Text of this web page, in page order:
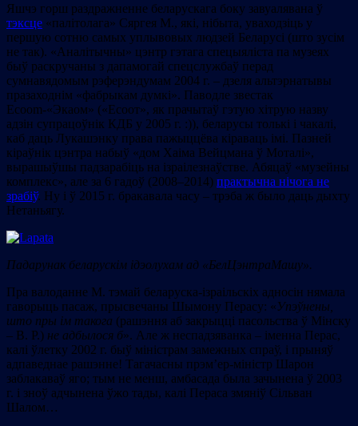
Яшчэ горш раздражненне беларускага боку завуалявана ў
тэксце «палітолага» Сяргея М., які, нібыта, уваходзіць у
першую сотню самых уплывовых людзей Беларусі (што зусім
не так). «Аналітычны» цэнтр гэтага спецыяліста па музеях
быў раскручаны з дапамогай спецслужбаў перад
сумнавядомым рэферэндумам 2004 г. – дзеля альтэрнатывы
празаходнім «фабрыкам думкі». Паводле звестак
Ecoom-«Экаом» («Есоот», як прачытаў гэтую хітрую назву
адзін супрацоўнік КДБ у 2005 г. :)), беларусы толькі і чакалі,
каб даць Лукашэнку права пажыццёва кіраваць імі. Пазней
кіраўнік цэнтра набыў «дом Хаіма Вейцмана ў Моталі»,
вырашыўшы падзарабіць на ізраілезнаўстве. Абяцаў «музейны
комплекс», але за 6 гадоў (2008–2014) практычна нічога не
зрабіў. Ну і ў 2015 г. бракавала часу – трэба ж было даць дыхту
Нетаньягу.
Падарунак беларускім ідэолухам ад «БелЦэнтраМашу».
Пра валоданне М. тэмай беларуска-ізраільскіх адносін нямала
гаворыць пасаж, прысвечаны Шымону Перасу: «Упэўнены,
што пры ім такога (рашэння аб закрыцці пасольства ў Мінску
– В. Р.) не адбылося б». Але ж неспадзяванка – іменна Перас,
калі ўлетку 2002 г. быў міністрам замежных спраў, і прыняў
адпаведнае рашэнне! Тагачасны прэм’ер-міністр Шарон
заблакаваў яго; тым не менш, амбасада была зачынена ў 2003
г. і зноў адчынена ўжо тады, калі Пераса змяніў Сільван
Шалом…